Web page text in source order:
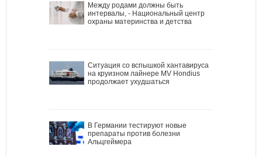
Между родами должны быть
интервалы, - Национальный центр
охраны материнства и детства
Ситуация со вспышкой хантавируса
на круизном лайнере MV Hondius
продолжает ухудшаться
В Германии тестируют новые
препараты против болезни
Альцгеймера